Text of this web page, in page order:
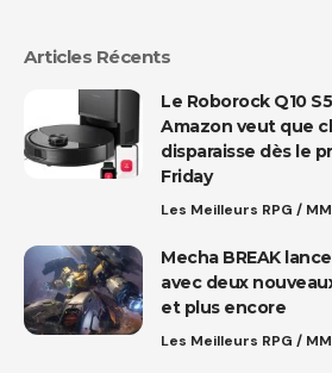
Articles Récents
Le Roborock Q10
Amazon veut que
disparaisse dès le
Friday
Les Meilleurs RPG /
Mecha BREAK
avec deux
et plus encore
Les Meilleurs RPG /